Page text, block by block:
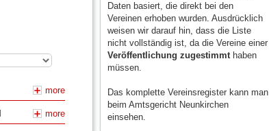
more
more
Daten basiert, die direkt bei den
Vereinen erhoben wurden. Ausdrücklich
weisen wir darauf hin, dass die Liste
nicht vollständig ist, da die Vereine einer
Veröffentlichung zugestimmthaben
müssen.
Das komplette Vereinsregister kann man
beim Amtsgericht Neunkirchen
einsehen.